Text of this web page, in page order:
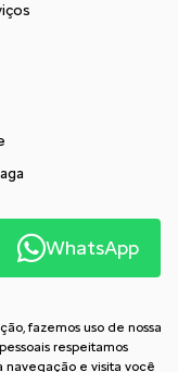
WhatsApp
fazemos uso de nossa
respeitamos
navegação e visita você